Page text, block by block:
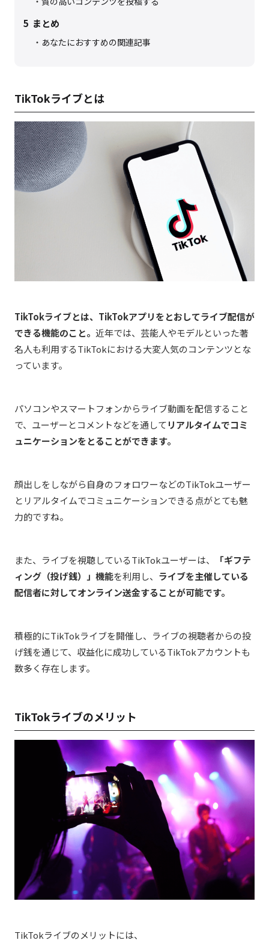
5 まとめ
あなたにおすすめの関連記事
TikTokライブとは
TikTokライブとは、TikTokアプリをとおしてライブ配信が
できる機能のこと。 近年では、芸能人やモデルといった著
名人も利用するTikTokにおける大変人気のコンテンツとな
っています。
パソコンやスマートフォンからライブ動画を配信すること
で、ユーザーとコメントなどを通してリアルタイムでコミ
ュニケーションをとることができます。
顔出しをしながら自身のフォロワーなどのTikTokユーザー
とリアルタイムでコミュニケーションできる点がとても魅
力的ですね。
また、ライブを視聴しているTikTokユーザーは、
「ギフテ
ィング（投げ銭）」機能を利用し、 ライブを主催している
配信者に対してオンライン送金することが可能です。
積極的にTikTokライブを開催し、ライブの視聴者からの投
げ銭を通じて、収益化に成功しているTikTokアカウントも
数多く存在します。
TikTokライブのメリット
TikTokライブのメリットには、